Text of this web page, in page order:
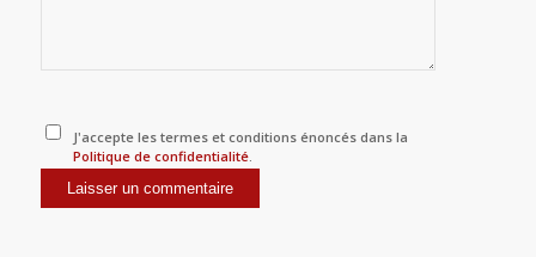
J'accepte les termes et conditions énoncés dans la
Politique de confidentialité.